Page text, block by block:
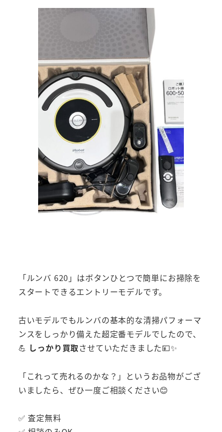
「ルンバ 620」はボタンひとつで簡単にお掃除を
スタートできるエントリーモデルです。
古いモデルでもルンバの基本的な清掃パフォーマ
ンスをしっかり備えた超定番モデルでしたので、
💪 しっかり買取させていただきました💴✨
「これって売れるのかな？」というお品物がござ
いましたら、ぜひ一度ご相談ください😊
✅ 査定無料